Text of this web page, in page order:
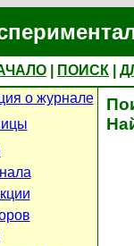
ПОИСК
о журнале